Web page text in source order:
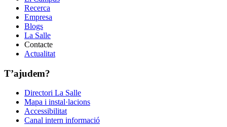
Recerca
Empresa
Blogs
La Salle
Contacte
Actualitat
T’ajudem?
Directori La Salle
Mapa i instal·lacions
Accessibilitat
Canal intern informació